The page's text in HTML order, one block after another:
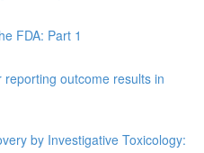
FDA: Part 1
outcome results in
by Investigative Toxicology: